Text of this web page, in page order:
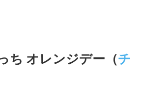
ち オレンジデー（チ